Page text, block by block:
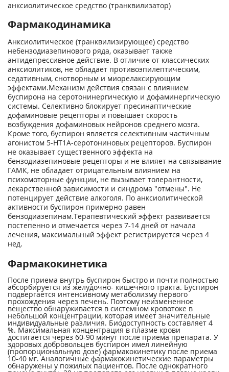
анксиолитическое средство (транквилизатор)
Фармакодинамика
Анксиолитическое (транквилизирующее) средство
небензодиазепинового ряда, оказывает также
антидепрессивное действие. В отличие от классических
анксиолитиков, не обладает противоэпилептическим,
седативным, снотворным и миорелаксирующим
эффектами.Механизм действия связан с влиянием
буспирона на серотонинергическую и дофаминергическую
системы. Селективно блокирует пресинаптические
дофаминовые рецепторы и повышает скорость
возбуждения дофаминовых нейронов среднего мозга.
Кроме того, буспирон является селективным частичным
агонистом 5-НТ1А-серотониновых рецепторов. Буспирон
не оказывает существенного эффекта на
бензодиазепиновые рецепторы и не влияет на связывание
ГАМК, не обладает отрицательным влиянием на
психомоторные функции, не вызывает толерантности,
лекарственной зависимости и синдрома "отмены". Не
потенцирует действие алкоголя. По анксиолитической
активности буспирон примерно равен
бензодиазепинам.Терапевтический эффект развивается
постепенно и отмечается через 7-14 дней от начала
лечения, максимальный эффект регистрируется через 4
нед.
Фармакокинетика
После приема внутрь буспирон быстро и почти полностью
абсорбируется из желудочно- кишечного тракта. Буспирон
подвергается интенсивному метаболизму первого
прохождения через печень. Поэтому неизмененное
вещество обнаруживается в системном кровотоке в
небольшой концентрации, которая имеет значительные
индивидуальные различия. Биодоступность составляет 4
%. Максимальная концентрация в плазме крови
достигается через 60-90 минут после приема препарата. У
здоровых добровольцев буспирон имел линейную
(пропорциональную дозе) фармакокинетику после приема
10-40 мг. Аналогичные фармакокинетические параметры
обнаружены у пожилых пациентов. После однократного